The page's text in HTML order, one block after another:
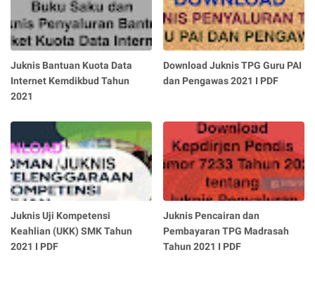
Juknis Bantuan Kuota Data
Internet Kemdikbud Tahun
2021
Download Juknis TPG Guru PAI
dan Pengawas 2021 I PDF
Juknis Uji Kompetensi
Keahlian (UKK) SMK Tahun
2021 I PDF
Juknis Pencairan dan
Pembayaran TPG Madrasah
Tahun 2021 I PDF